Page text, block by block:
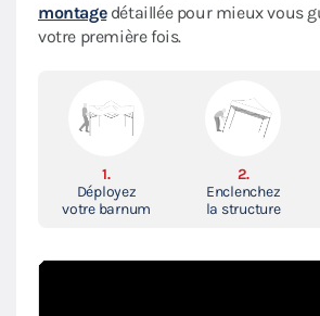
montagedétaillée pour mieux vous
votre première fois.
1.
Déployez
votre barnum
2.
Enclenchez
la structure